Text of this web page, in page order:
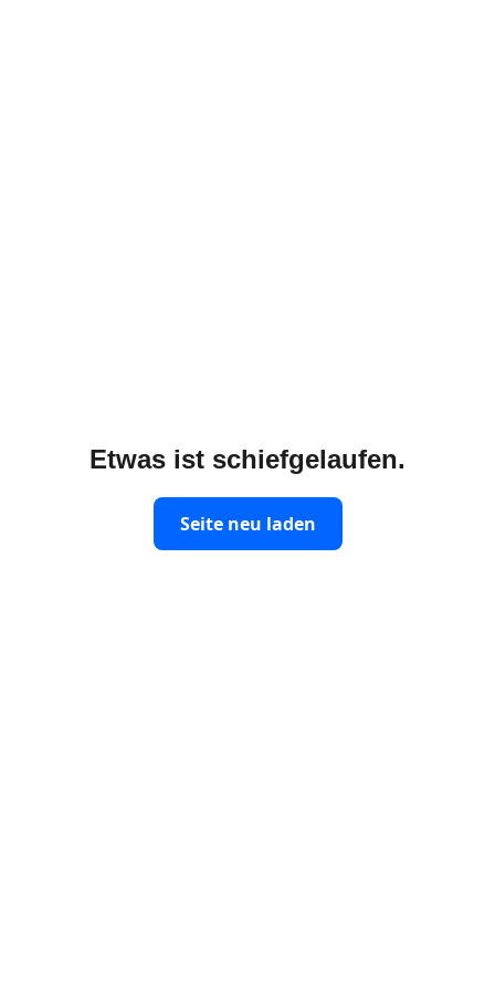
Etwas ist schiefgelaufen.
Seite neu laden